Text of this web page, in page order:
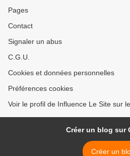
Pages
Contact
Signaler un abus
C.G.U.
Cookies et données personnelles
Préférences cookies
Voir le profil de Influence Le Site sur
Créer un blog sur
Créer un